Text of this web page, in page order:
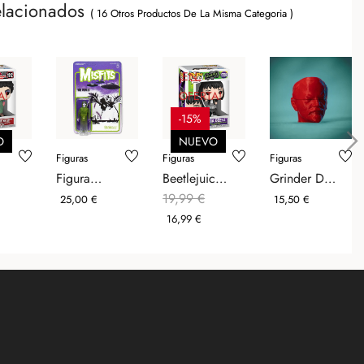
( 16 Otros Productos De La Misma Categoria )
Figuras
Figura
Misfits Fiend
Precio
25,00 €
¡EN
OFERTA!
-15%
NUEVO
Figuras
Beetlejuice
Figura
Funko POP!
Precio
Regular
19,99 €Precio
16,99 €
Figuras
Grinder De
Lenin -
Precio
15,50 €